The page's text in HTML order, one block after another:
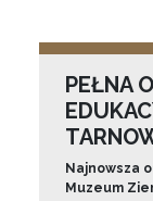
PEŁNA
Najnowsza
Muzeum